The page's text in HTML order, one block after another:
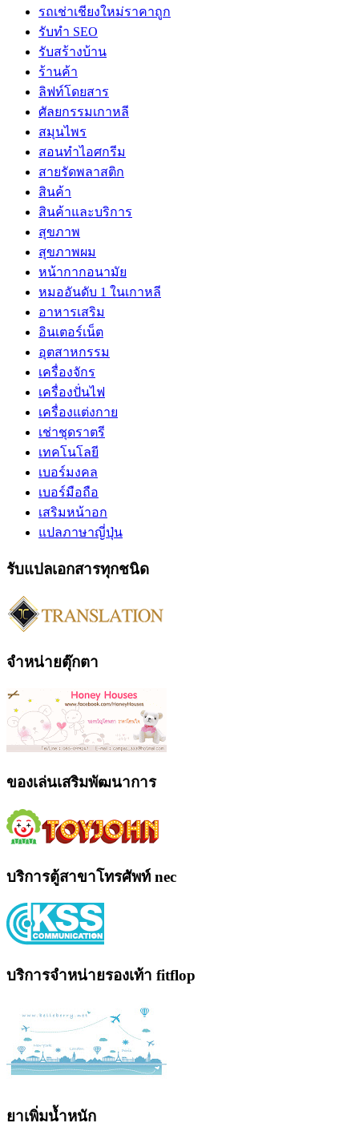
รถเช่าเชียงใหม่ราคาถูก
รับทำ SEO
รับสร้างบ้าน
ร้านค้า
ลิฟท์โดยสาร
ศัลยกรรมเกาหลี
สมุนไพร
สอนทำไอศกรีม
สายรัดพลาสติก
สินค้า
สินค้าและบริการ
สุขภาพ
สุขภาพผม
หน้ากากอนามัย
หมออันดับ 1 ในเกาหลี
อาหารเสริม
อินเตอร์เน็ต
อุตสาหกรรม
เครื่องจักร
เครื่องปั่นไฟ
เครื่องแต่งกาย
เช่าชุดราตรี
เทคโนโลยี
เบอร์มงคล
เบอร์มือถือ
เสริมหน้าอก
แปลภาษาญี่ปุ่น
รับแปลเอกสารทุกชนิด
จำหน่ายตุ๊กตา
ของเล่นเสริมพัฒนาการ
บริการตู้สาขาโทรศัพท์ nec
บริการจำหน่ายรองเท้า fitflop
ยาเพิ่มน้ำหนัก